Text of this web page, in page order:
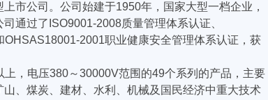
市公司。公司始建于1950年，国家大型一档企业，
通过了ISO9001-2008质量管理体系认证、
OHSAS18001-2001职业健康安全管理体系认证，获
上，电压380～30000V范围的49个系列的产品，主要
、煤炭、建材、水利、机械及国民经济中重大技术